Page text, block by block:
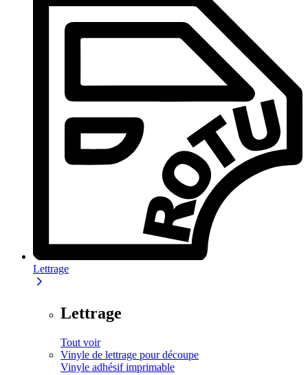
Lettrage
Lettrage
Tout voir
Vinyle de lettrage pour découpe
Vinyle adhésif imprimable